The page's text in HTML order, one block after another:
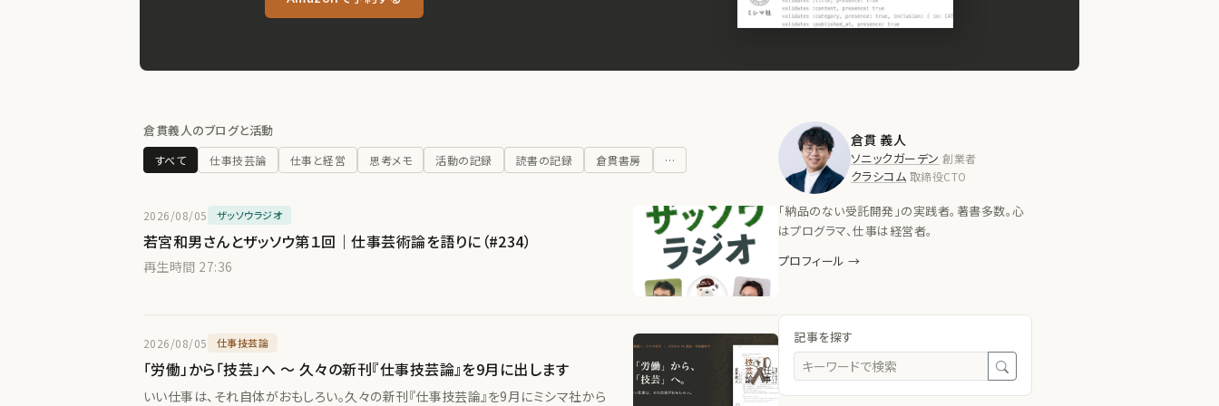
倉貫義人のブログと活動
すべて 仕事技芸論 仕事と経営 思考メモ 活動の記録 読書の記録 倉貫書房 …
2026/08/05 ザッソウラジオ
若宮和男さんとザッソウ第１回｜仕事芸術論を語りに（#234）
再生時間 27:36
2026/08/05 仕事技芸論
「労働」から「技芸」へ 〜 久々の新刊『仕事技芸論』を9月に出します
いい仕事は、それ自体がおもしろい。久々の新刊『仕事技芸論』を9月にミシマ社から
倉貫 義人
ソニックガーデン 創業者
クラシコム 取締役CTO
「納品のない受託開発」の実践者。著書多数。心
はプログラマ、仕事は経営者。
プロフィール →
記事を探す